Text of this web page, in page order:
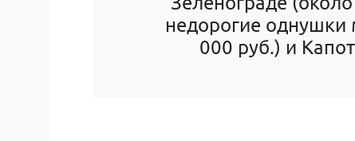
недорогие
000 руб.) и